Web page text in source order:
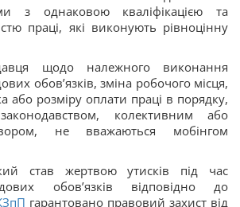
з однаковою кваліфікацією та
праці, які виконують рівноцінну
щодо належного виконання
обов’язків, зміна робочого місця,
або розміру оплати праці в порядку,
колективним або
не вважаються мобінгом
став жертвою утисків під час
обов’язків відповідно до
гарантовано правовий захист від